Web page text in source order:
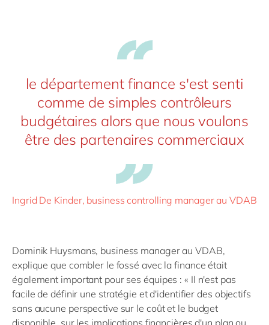
le département finance s'est senti
comme de simples contrôleurs
budgétaires alors que nous voulons
être des partenaires commerciaux
Ingrid De Kinder, business controlling manager au VDAB
Dominik Huysmans, business manager au VDAB,
explique que combler le fossé avec la finance était
également important pour ses équipes : « Il n'est pas
facile de définir une stratégie et d'identifier des objectifs
sans aucune perspective sur le coût et le budget
disponible, sur les implications financières d'un plan ou